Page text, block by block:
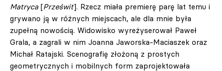
Matryca [Prześwit]. Rzecz miała premierę parę lat temu i
grywano ją w różnych miejscach, ale dla mnie była
zupełną nowością. Widowisko wyreżyserował Paweł
Grala, a zagrali w nim Joanna Jaworska-Maciaszek oraz
Michał Ratajski. Scenografię złożoną z prostych
geometrycznych i mobilnych form zaprojektowała